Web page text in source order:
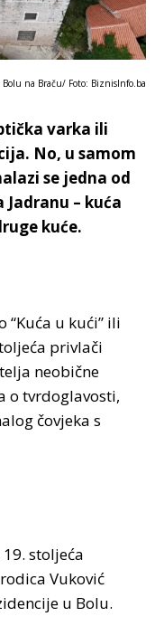
na Braču/ Foto: BiznisInfo.ba
varka ili
No, u samom
se jedna od
– kuća
kuće.
“Kuća u kući” ili
privlači
neobične
o tvrdoglavosti,
čovjeka s
stoljeća
Vuković
u Bolu.